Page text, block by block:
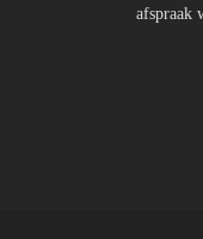
afspraak